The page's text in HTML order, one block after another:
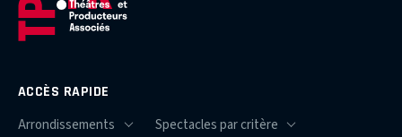
ACCÈS RAPIDE